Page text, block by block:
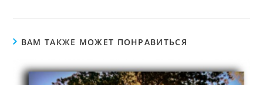
ВАМ ТАКЖЕ МОЖЕТ ПОНРАВИТЬСЯ